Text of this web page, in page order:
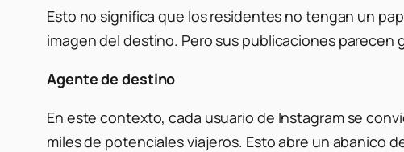
Esto no significa que los residentes no tengan un
imagen del destino. Pero sus publicaciones
Agente de destino
En este contexto, cada usuario de Instagram se
miles de potenciales viajeros. Esto abre un abanico